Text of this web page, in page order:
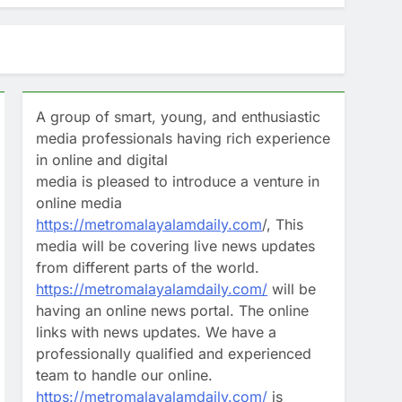
ഡോണാള്‍ഡ് ട്രംപ്
വിദ്യാഭ്യാസ സ്ഥാപനങ്ങള്‍ക്ക്
സംസാരിച്ച് മോദിയും
A group of smart, young, and enthusiastic
media professionals having rich experience
in online and digital
media is pleased to introduce a venture in
online media
https://metromalayalamdaily.com/, This
media will be covering live news updates
from different parts of the world.
https://metromalayalamdaily.com/ will be
having an online news portal. The online
links with news updates. We have a
professionally qualified and experienced
team to handle our online.
https://metromalayalamdaily.com/ is